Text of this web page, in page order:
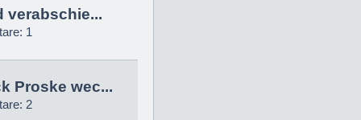
verabschie...
1
Proske wec...
2